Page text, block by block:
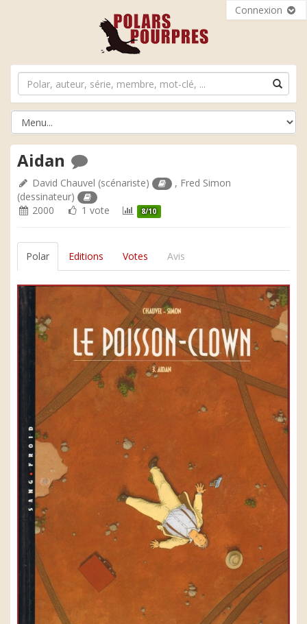
Connexion
Aidan
David Chauvel (scénariste) , Fred Simon
(dessinateur)
2000
1 vote 8/10
Polar Editions Votes Avis